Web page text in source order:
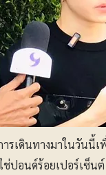
เดินทางมาในวันนี้เ
ปอนด์ร้อยเปอร์เซ็น